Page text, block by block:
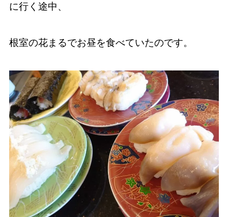
に行く途中、
根室の花まるでお昼を食べていたのです。